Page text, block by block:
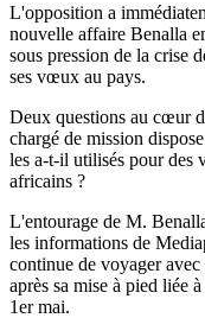
L'opposition a
nouvelle affaire Benalla
sous pression de la crise
ses vœux au pays.
Deux questions au cœur
chargé de mission
les a-t-il utilisés pour des
africains ?
L'entourage de M.
les informations de
continue de voyager
après sa mise à pied liée
1er mai.